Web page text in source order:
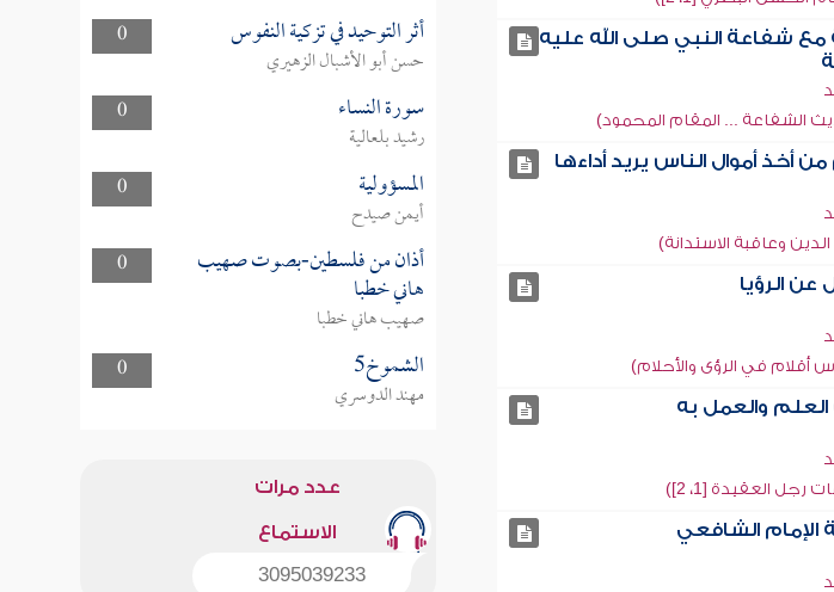
مع شفاعة النبي صلى الله عليه
الشفاعة ... المقام المحمود)
أخذ أموال الناس يريد أداءها
وعاقبة الاستدانة)
عن الرؤيا
في الرؤى والأحلام)
والعمل به
العقيدة [1، 2])
الإمام الشافعي
0
أثر التوحيد في تزكية النفوس
حسن أبو الأشبال الزهيري
0
سورة النساء
رشيد بلعالية
0
المسؤولية
أيمن صيدح
0
أذان من فلسطين-بصوت صهيب
هاني خطبا
صهيب هاني خطبا
0
الشموخ5
مهند الدوسري
عدد مرات
الاستماع
3095039233